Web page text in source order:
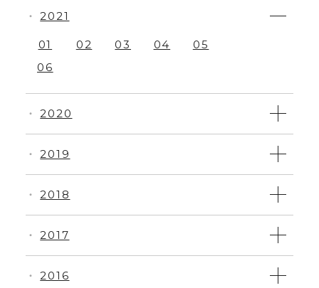
・ 2016
・ 2017
・ 2018
・ 2019
・ 2020
・ 2021
01 02 03 04
05
06